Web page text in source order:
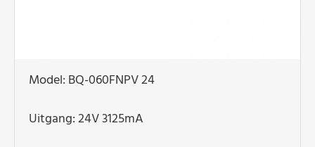
Model: BQ-060FNPV 24
Uitgang: 24V 3125mA